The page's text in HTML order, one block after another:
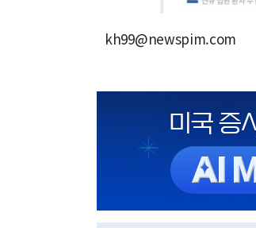
kh99@newspim.com